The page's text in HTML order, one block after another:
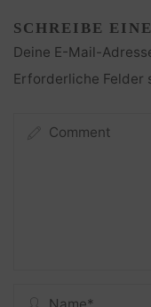
SCHREIBE
Deine E-Mail-
Erforderliche Felder